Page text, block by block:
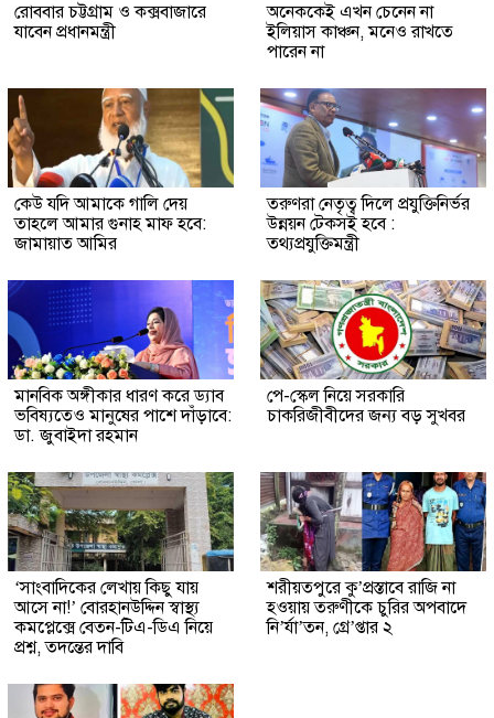
রোববার চট্টগ্রাম ও কক্সবাজারে
যাবেন প্রধানমন্ত্রী
অনেককেই এখন চেনেন না
ইলিয়াস কাঞ্চন, মনেও রাখতে
পারেন না
কেউ যদি আমাকে গালি দেয়
তাহলে আমার গুনাহ মাফ হবে:
জামায়াত আমির
তরুণরা নেতৃত্ব দিলে প্রযুক্তিনির্ভর
উন্নয়ন টেকসই হবে :
তথ্যপ্রযুক্তিমন্ত্রী
মানবিক অঙ্গীকার ধারণ করে ড্যাব
ভবিষ্যতেও মানুষের পাশে দাঁড়াবে:
ডা. জুবাইদা রহমান
পে-স্কেল নিয়ে সরকারি
চাকরিজীবীদের জন্য বড় সুখবর
‘সাংবাদিকের লেখায় কিছু যায়
আসে না!’ বোরহানউদ্দিন স্বাস্থ্য
কমপ্লেক্সে বেতন-টিএ-ডিএ নিয়ে
প্রশ্ন, তদন্তের দাবি
শরীয়তপুরে কু’প্রস্তাবে রাজি না
হওয়ায় তরুণীকে চুরির অপবাদে
নি’র্যা’তন, গ্রে’প্তার ২